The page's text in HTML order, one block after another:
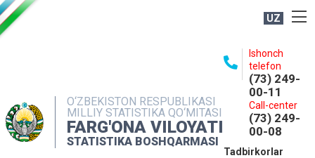
UZ
O‘ZBEKISTON RESPUBLIKASI
MILLIY STATISTIKA QO‘MITASI
FARG'ONA VILOYATI
STATISTIKA BOSHQARMASI
Ishonch
telefon
(73) 249-
00-11
Call-center
(73) 249-
00-08
Tadbirkorlar
NASHRLAR
INTERAKTIV XIZMATLAR
MATBUOT XIZMATI